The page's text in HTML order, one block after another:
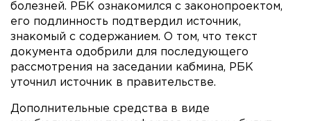
болезней. РБК ознакомился с законопроектом,
его подлинность подтвердил источник,
знакомый с содержанием. О том, что текст
документа одобрили для последующего
рассмотрения на заседании кабмина, РБК
уточнил источник в правительстве.
Дополнительные средства в виде